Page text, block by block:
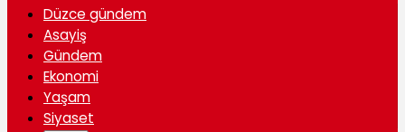
Düzce gündem
Asayiş
Gündem
Ekonomi
Yaşam
Siyaset